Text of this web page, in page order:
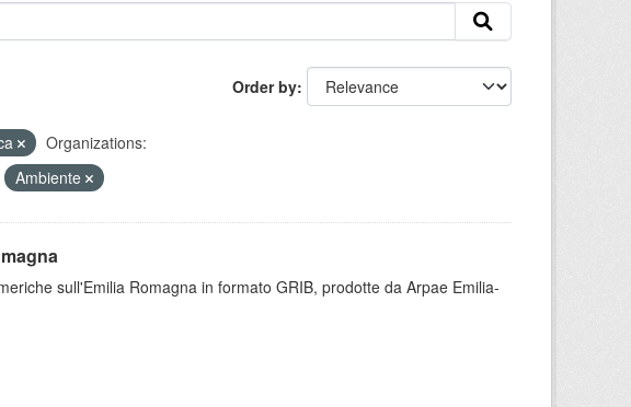
Order by
Organizations:
Ambiente
sull'Emilia Romagna in formato GRIB, prodotte da Arpae Emilia-